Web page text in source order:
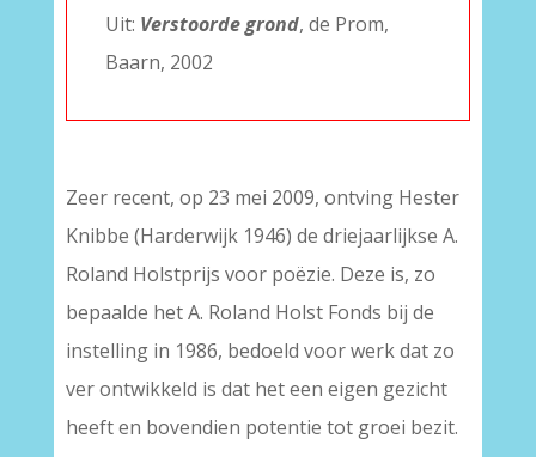
Uit: Verstoorde grond, de Prom,
Baarn, 2002
Zeer recent, op 23 mei 2009, ontving Hester
Knibbe (Harderwijk 1946) de driejaarlijkse A.
Roland Holstprijs voor poëzie. Deze is, zo
bepaalde het A. Roland Holst Fonds bij de
instelling in 1986, bedoeld voor werk dat zo
ver ontwikkeld is dat het een eigen gezicht
heeft en bovendien potentie tot groei bezit.